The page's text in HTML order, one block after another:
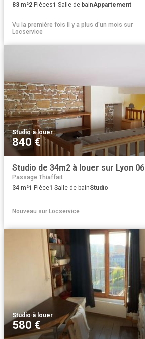
83 m²2 Pièces1 Salle de bainAppartement
Vu la première fois il y a plus d'un mois sur
Locservice
Studio·à louer
840 €
Studio de 34m2 à louer sur Lyon 06
Passage Thiaffait
34 m²1 Pièce1 Salle de bainStudio
Nouveau sur Locservice
Studio·à louer
580 €